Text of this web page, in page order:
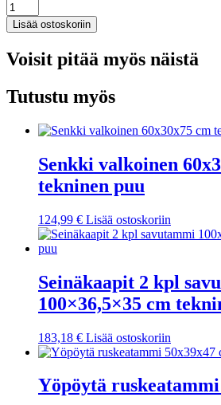
Lisää ostoskoriin
Voisit pitää myös näistä
Tutustu myös
Senkki valkoinen
tekninen puu
124,99 € Lisää ostoskoriin
Seinäkaapit 2 kpl
100×36,5×35 cm
183,18 € Lisää ostoskoriin
Yöpöytä